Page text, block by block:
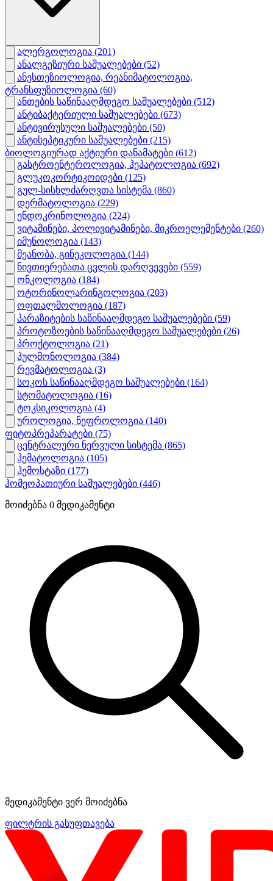
ალერგოლოგია (201)
ანალგეზიური საშუალებები (52)
ანესთეზიოლოგია, რეანიმატოლოგია,
ტრანსფუზიოლოგია (60)
ანთების საწინააღმდეგო საშუალებები (512)
ანტიბაქტერიული საშუალებები (673)
ანტივირუსული საშუალებები (50)
ანტისეპტიკური საშუალებები (215)
ბიოლოგიურად აქტიური დანამატები (612)
გასტროენტეროლოგია, ჰეპატოლოგია (692)
გლუკოკორტიკოიდები (125)
გულ-სისხლძარღვთა სისტემა (860)
დერმატოლოგია (229)
ენდოკრინოლოგია (224)
ვიტამინები, პოლივიტამინები, მიკროელემენტები (260)
იმუნოლოგია (143)
მეანობა, გინეკოლოგია (144)
ნივთიერებათა ცვლის დარღვევები (559)
ონკოლოგია (184)
ოტორინოლარინგოლოგია (203)
ოფთალმოლოგია (187)
პარაზიტების საწინააღმდეგო საშუალებები (59)
პროტოზოების საწინააღმდეგო საშუალებები (26)
პროქტოლოგია (21)
პულმონოლოგია (384)
რევმატოლოგია (3)
სოკოს საწინააღმდეგო საშუალებები (164)
სტომატოლოგია (16)
ტოკსიკოლოგია (4)
უროლოგია, ნეფროლოგია (140)
ფიტოპრეპარატები (75)
ცენტრალური ნერვული სისტემა (865)
ჰემატოლოგია (105)
ჰემოსტაზი (177)
ჰომეოპათიური საშუალებები (446)
მოიძებნა 0 მედიკამენტი
მედიკამენტი ვერ მოიძებნა
ფილტრის გასუფთავება